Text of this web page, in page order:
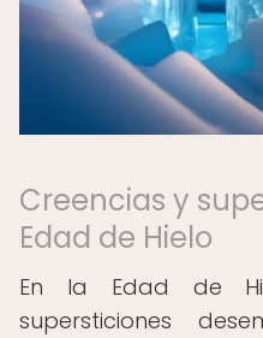
Creencias y
Edad de Hielo
En la Edad de
supersticiones